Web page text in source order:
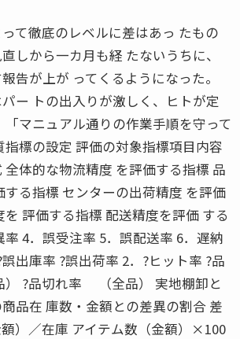
て徹底のレベルに差はあっ たもの
しから一カ月も経 たないうちに、
告が上が ってくるようになった。
パー トの出入りが激しく、ヒトが定
マニュアル通りの作業手順を守って
指標の設定 評価の対象指標項目内容
体的な物流精度 を評価する指標 品
る指標 センターの出荷精度 を評価
評価する指標 配送精度を評価 する
4．誤受注率 5．誤配送率 6．遅納
出庫率 ?誤出荷率 2．?ヒット率 ?品
?品切れ率 （全品） 実地棚卸と
品在 庫数・金額との差異の割合 差
）／在庫 アイテム数（金額）×100